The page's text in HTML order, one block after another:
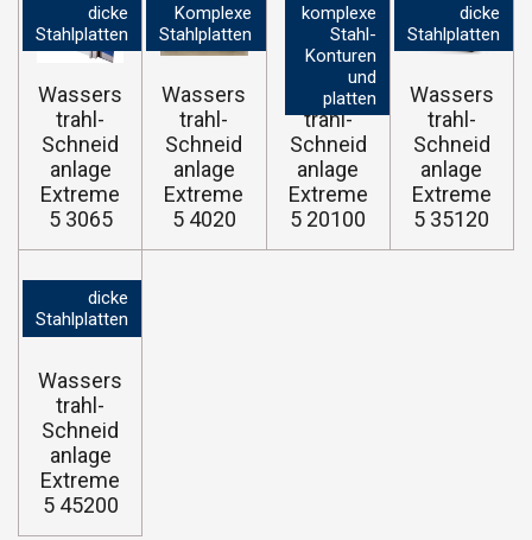
dicke
Stahlplatten
Wassers
trahl-
Schneid
anlage
Extreme
5 3065
Komplexe
Stahlplatten
Wassers
trahl-
Schneid
anlage
Extreme
5 4020
komplexe
Stahl-
Konturen
und
platten
Wassers
trahl-
Schneid
anlage
Extreme
5 20100
dicke
Stahlplatten
Wassers
trahl-
Schneid
anlage
Extreme
5 35120
dicke
Stahlplatten
Wassers
trahl-
Schneid
anlage
Extreme
5 45200